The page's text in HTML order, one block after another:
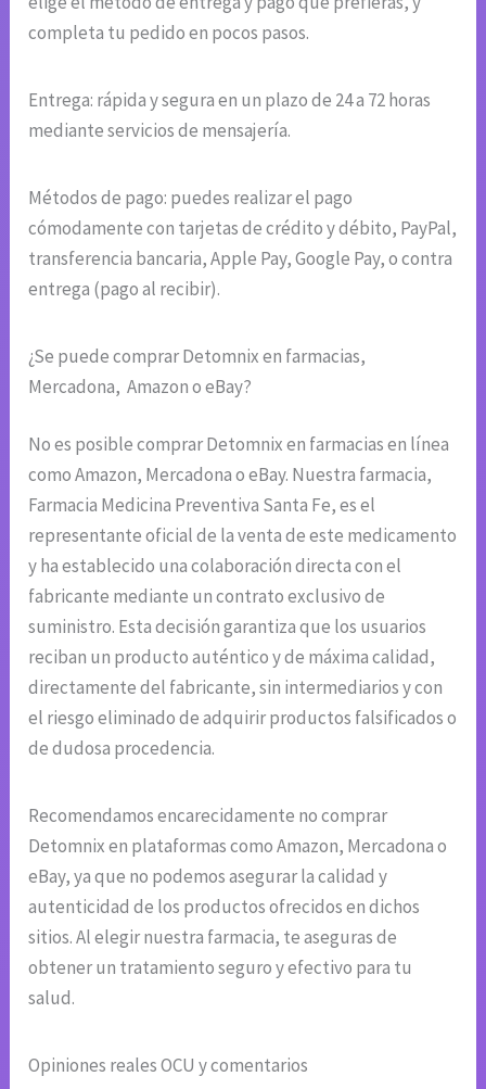
completa tu pedido en pocos pasos.
Entrega: rápida y segura en un plazo de 24 a 72 horas
mediante servicios de mensajería.
Métodos de pago: puedes realizar el pago
cómodamente con tarjetas de crédito y débito, PayPal,
transferencia bancaria, Apple Pay, Google Pay, o contra
entrega (pago al recibir).
¿Se puede comprar Detomnix en farmacias,
Mercadona, Amazon o eBay?
No es posible comprar Detomnix en farmacias en línea
como Amazon, Mercadona o eBay. Nuestra farmacia,
Farmacia Medicina Preventiva Santa Fe, es el
representante oficial de la venta de este medicamento
y ha establecido una colaboración directa con el
fabricante mediante un contrato exclusivo de
suministro. Esta decisión garantiza que los usuarios
reciban un producto auténtico y de máxima calidad,
directamente del fabricante, sin intermediarios y con
el riesgo eliminado de adquirir productos falsificados o
de dudosa procedencia.
Recomendamos encarecidamente no comprar
Detomnix en plataformas como Amazon, Mercadona o
eBay, ya que no podemos asegurar la calidad y
autenticidad de los productos ofrecidos en dichos
sitios. Al elegir nuestra farmacia, te aseguras de
obtener un tratamiento seguro y efectivo para tu
salud.
Opiniones reales OCU y comentarios